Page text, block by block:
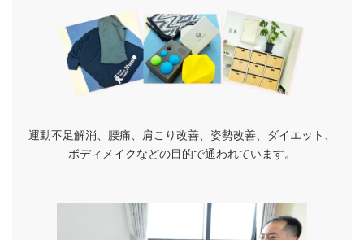
運動不足解消、腰痛、肩こり改善、姿勢改善、ダイエット、
ボディメイクなどの目的で通われています。